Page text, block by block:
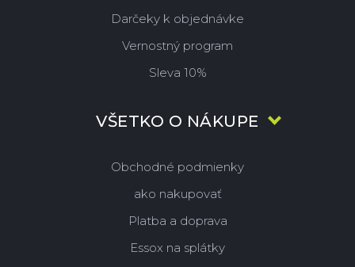
Darčeky k objednávke
Vernostný program
Sleva 10%
VŠETKO O NÁKUPE
Obchodné podmienky
ako nakupovať
Platba a doprava
Essox na splátky